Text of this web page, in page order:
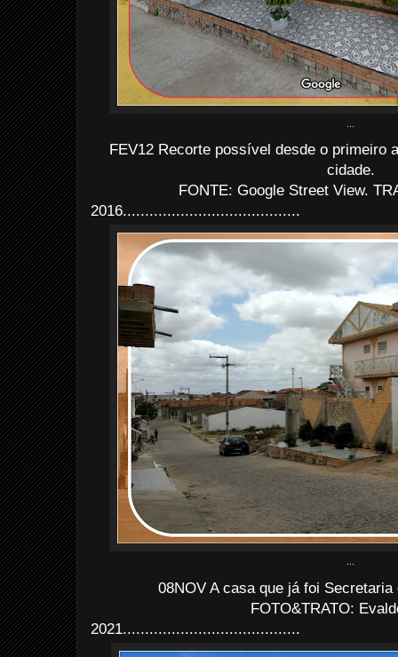
FEV12 Recorte possível desde o primeiro
cidade.
FONTE: Google Street View.
2016........................................
08NOV A casa que já foi
FOTO&TRATO:
2021........................................